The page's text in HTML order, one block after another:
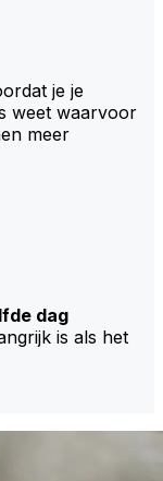
je je
weet waarvoor
meer
dag
is als het